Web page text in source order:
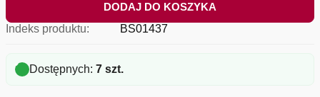
DODAJ DO KOSZYKA
Indeks produktu:
BS01437
Dostępnych: 7 szt.